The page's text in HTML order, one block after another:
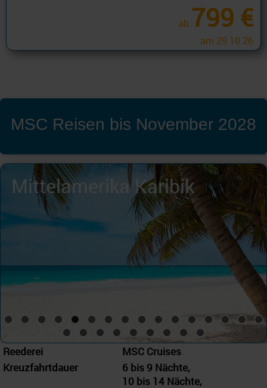
ab 799 €
am 29.10.26
MSC Reisen bis November 2028
'
Mittelamerika Karibik
Reederei
MSC Cruises
Kreuzfahrtdauer
6 bis 9 Nächte,
10 bis 14 Nächte,